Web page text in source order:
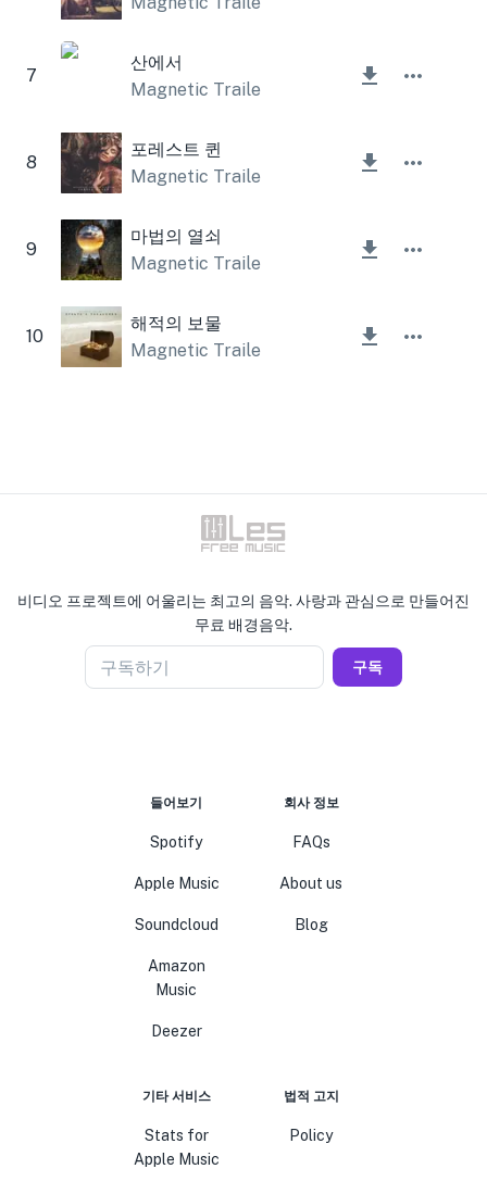
7
산에서
Magnetic Trailer
8
포레스트 퀸
Magnetic Trailer
9
마법의 열쇠
Magnetic Trailer
10
해적의 보물
Magnetic Trailer
비디오 프로젝트에 어울리는 최고의 음악. 사랑과 관심으로 만들어진
무료 배경음악.
구독하기 구독
들어보기
Spotify
Apple Music
Soundcloud
Amazon
Music
Deezer
회사 정보
FAQs
About us
Blog
기타 서비스
Stats for
Apple Music
법적 고지
Policy